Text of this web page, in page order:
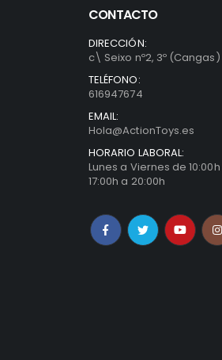
CONTACTO
DIRECCIÓN:
c\ Seixo nº2, 3º (Cangas)
TELÉFONO:
616947674
EMAIL:
Hola@ActionToys.es
HORARIO LABORAL:
Lunes a Viernes de 10:00h
17:00h a 20:00h